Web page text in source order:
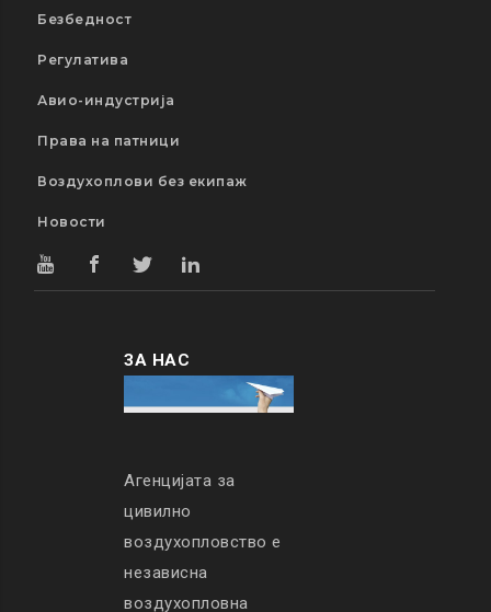
Безбедност
Регулатива
Авио-индустрија
Права на патници
Воздухоплови без екипаж
Новости
ЗА НАС
Агенцијата за
цивилно
воздухопловство е
независна
воздухопловна